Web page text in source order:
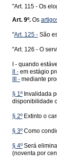
"Art. 115 - Os
Art. 9º. Os
"Art. 125 - São
"Art. 126 - O
I - quando
II - em estágio
III - mediante
§ 1ºInvalidada
disponibilidade
§ 2ºExtinto o
§ 3ºComo
§ 4ºSerá
(noventa por